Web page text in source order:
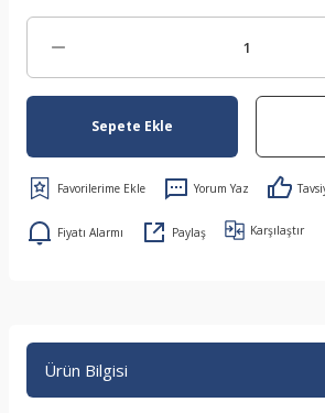
Sepete Ekle
Yorum Yaz
Fiyatı Alarmı Paylaş Karşılaştır
Ürün Bilgisi